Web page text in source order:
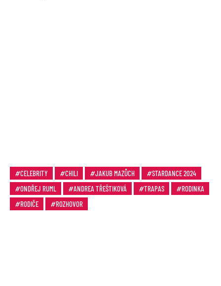
CELEBRITY CHILI JAKUB MAZŮCH
STARDANCE 2024
ONDŘEJ RUML
ANDREA TŘEŠTIKOVÁ TRAPAS
RODINKA
RODIČE
ROZHOVOR